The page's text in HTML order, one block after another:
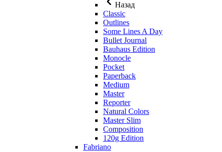
Назад
Classic
Outlines
Some Lines A Day
Bullet Journal
Bauhaus Edition
Monocle
Pocket
Paperback
Medium
Master
Reporter
Natural Colors
Master Slim
Composition
120g Edition
Fabriano